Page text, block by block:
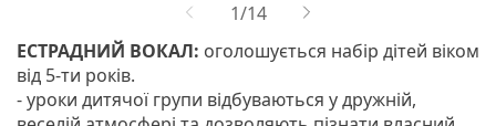
ЕСТРАДНИЙ ВОКАЛ: оголошується набір дітей віком
від 5-ти років.
- уроки дитячої групи відбуваються у дружній,